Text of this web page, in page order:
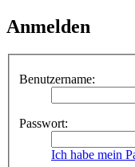
Anmelden
Benutzername:
Passwort:
Ich habe mein